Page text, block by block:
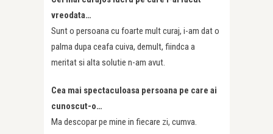
vreodata…
Sunt o persoana cu foarte mult curaj, i-am dat o
palma dupa ceafa cuiva, demult, fiindca a
meritat si alta solutie n-am avut.
Cea mai spectaculoasa persoana pe care ai
cunoscut-o…
Ma descopar pe mine in fiecare zi, cumva.